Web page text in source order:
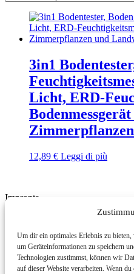
Um dir ein optimales Erlebnis zu
um Geräteinformationen zu speichern
Technologien zustimmst, können wir
auf dieser Website verarbeiten. Wenn
3in1
Licht, ERD-
12,89 € Leggi di più
Impronta
BMUT UG
E-Mail: info@bmut.de
Condizioni di restituzione